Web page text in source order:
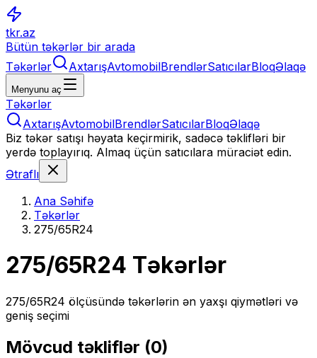
tkr.az
Bütün təkərlər bir arada
Təkərlər
AxtarışAvtomobilBrendlərSatıcılarBloqƏlaqə
Menyunu aç
Təkərlər
AxtarışAvtomobilBrendlərSatıcılarBloqƏlaqə
Biz təkər satışı həyata keçirmirik, sadəcə təklifləri bir
yerdə toplayırıq. Almaq üçün satıcılara müraciət edin.
Ətraflı
Ana Səhifə
Təkərlər
275/65R24
275/65R24 Təkərlər
275/65R24 ölçüsündə təkərlərin ən yaxşı qiymətləri və
geniş seçimi
Mövcud təkliflər (0)